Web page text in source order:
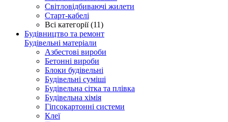
Світловідбиваючі жилети
Старт-кабелі
Всі категорії (11)
Будівництво та ремонт
Будівельні матеріали
Азбестові вироби
Бетонні вироби
Блоки будівельні
Будівельні суміші
Будівельна сітка та плівка
Будівельна хімія
Гіпсокартонні системи
Клеї